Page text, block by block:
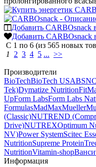
Добавить CARBOsnack
Добавить CARBOsnack
С 1 по 6 (из 565 новых
1 2 3 4 5 ... >>
Производители
BioTechBioTech USABSN
Tek)Dymatize Nutrition
UpForm LabsForm Labs
FormulasMadMaxMueller
(Classic)NUTREND
Drive)NUTREXOptimum
NV)Power SystemScitec
NutritionSupreme Protein
NutritionVitamin-shop
Информация